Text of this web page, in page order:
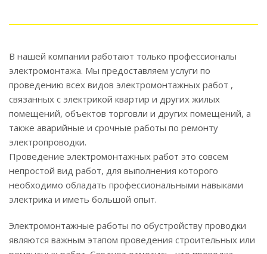
В нашей компании работают только профессионалы
электромонтажа. Мы предоставляем услуги по
проведению всех видов электромонтажных работ ,
связанных с электрикой квартир и других жилых
помещений, объектов торговли и других помещений, а
также аварийные и срочные работы по ремонту
электропроводки.
Проведение электромонтажных работ это совсем
непростой вид работ, для выполнения которого
необходимо обладать профессиональными навыками
электрика и иметь большой опыт.
Электромонтажные работы по обустройству проводки
являются важным этапом проведения строительных или